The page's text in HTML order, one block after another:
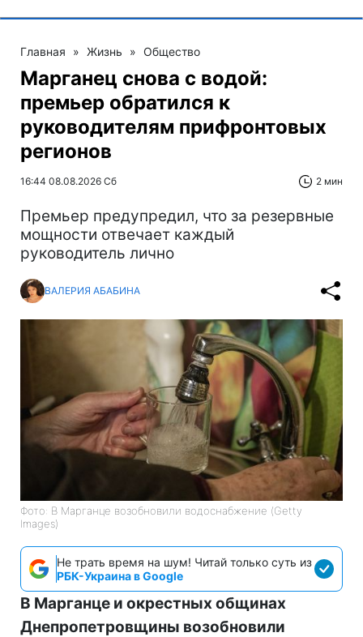
Главная » Жизнь » Общество
Марганец снова с водой:
премьер обратился к
руководителям прифронтовых
регионов
16:44 08.08.2026 Сб 2 мин
Премьер предупредил, что за резервные
мощности отвечает каждый
руководитель лично
ВАЛЕРИЯ АБАБИНА
Фото: В Марганце возобновили водоснабжение (Getty
Images)
Не трать время на шум! Читай только суть из
РБК-Украина в Google
В Марганце и окрестных общинах
Днепропетровщины возобновили